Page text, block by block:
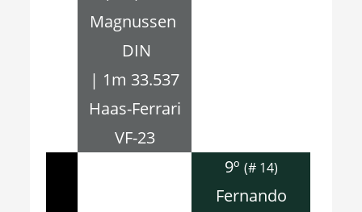
Magnussen
DIN
| 1m 33.537
Haas-Ferrari
VF-23
9º (# 14)
Fernando